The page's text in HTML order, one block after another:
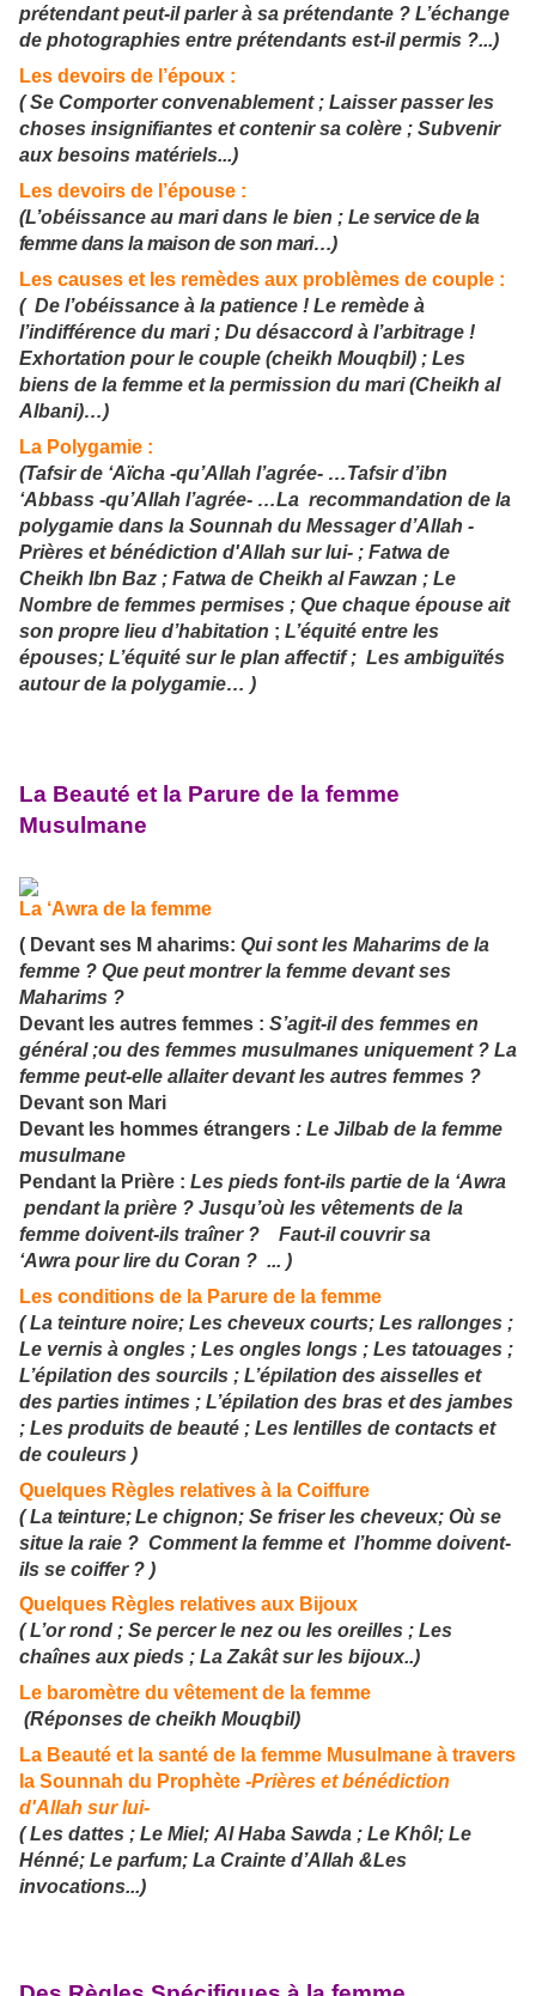
prétendant peut-il parler à sa prétendante ? L’échange
de photographies entre prétendants est-il permis ?...)
Les devoirs de l’époux :
( Se Comporter convenablement ; Laisser passer les
choses insignifiantes et contenir sa colère ; Subvenir
aux besoins matériels...)
Les devoirs de l’épouse :
(L’obéissance au mari dans le bien ; Le service de la
femme dans la maison de son mari…)
Les causes et les remèdes aux problèmes de couple :
( De l’obéissance à la patience ! Le remède à
l’indifférence du mari ; Du désaccord à l’arbitrage !
Exhortation pour le couple (cheikh Mouqbil) ; Les
biens de la femme et la permission du mari (Cheikh al
Albani)…)
La Polygamie :
(Tafsir de ‘Aïcha -qu’Allah l’agrée- …Tafsir d’ibn
‘Abbass -qu’Allah l’agrée- …La recommandation de la
polygamie dans la Sounnah du Messager d’Allah -
Prières et bénédiction d'Allah sur lui- ; Fatwa de
Cheikh Ibn Baz ; Fatwa de Cheikh al Fawzan ; Le
Nombre de femmes permises ; Que chaque épouse ait
son propre lieu d’habitation ; L’équité entre les
épouses; L’équité sur le plan affectif ; Les ambiguïtés
autour de la polygamie… )
La Beauté et la Parure de la femme
Musulmane
La ‘Awra de la femme
( Devant ses M aharims: Qui sont les Maharims de la
femme ? Que peut montrer la femme devant ses
Maharims ?
Devant les autres femmes : S’agit-il des femmes en
général ;ou des femmes musulmanes uniquement ? La
femme peut-elle allaiter devant les autres femmes ?
Devant son Mari
Devant les hommes étrangers : Le Jilbab de la femme
musulmane
Pendant la Prière : Les pieds font-ils partie de la ‘Awra
pendant la prière ? Jusqu’où les vêtements de la
femme doivent-ils traîner ? Faut-il couvrir sa
‘Awra pour lire du Coran ? ... )
Les conditions de la Parure de la femme
( La teinture noire; Les cheveux courts; Les rallonges ;
Le vernis à ongles ; Les ongles longs ; Les tatouages ;
L’épilation des sourcils ; L’épilation des aisselles et
des parties intimes ; L’épilation des bras et des jambes
; Les produits de beauté ; Les lentilles de contacts et
de couleurs )
Quelques Règles relatives à la Coiffure
(La teinture;Le chignon; Se friser les cheveux; Où se
situe la raie ? Comment la femme et l’homme doivent-
ils se coiffer ? )
Quelques Règles relatives aux Bijoux
( L’or rond ; Se percer le nez ou les oreilles ; Les
chaînes aux pieds ; La Zakât sur les bijoux..)
Le baromètre du vêtement de la femme
(Réponses de cheikh Mouqbil)
La Beauté et la santé de la femme Musulmane à travers
la Sounnah du Prophète -Prières et bénédiction
d'Allah sur lui-
( Les dattes ; Le Miel; Al Haba Sawda ; Le Khôl; Le
Hénné; Le parfum; La Crainte d’Allah &Les
invocations...)